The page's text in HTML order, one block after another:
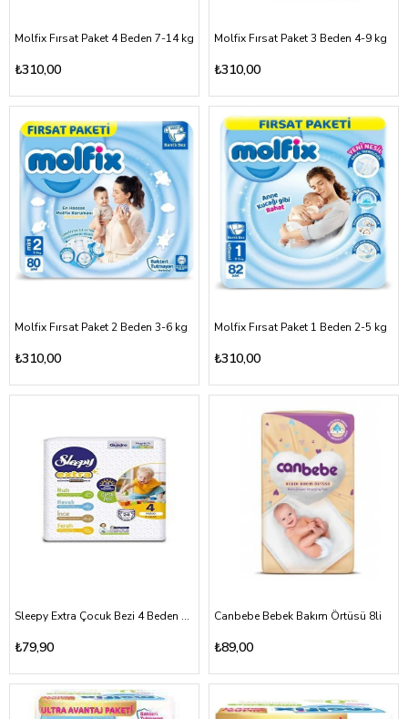
Molfix Fırsat Paket 4 Beden 7-14 kg
₺310,00
Molfix Fırsat Paket 3 Beden 4-9 kg
₺310,00
Molfix Fırsat Paket 2 Beden 3-6 kg
₺310,00
Molfix Fırsat Paket 1 Beden 2-5 kg
₺310,00
Sleepy Extra Çocuk Bezi 4 Beden 7-14 kg
₺79,90
Canbebe Bebek Bakım Örtüsü 8li
₺89,00